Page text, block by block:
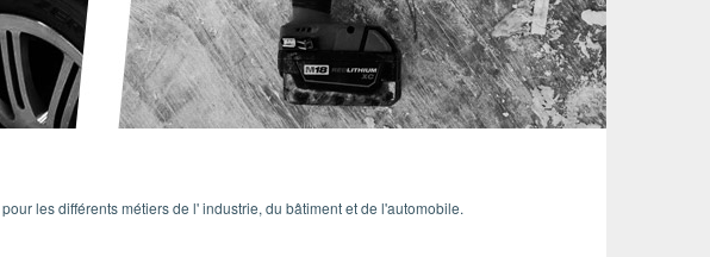
les différents métiers de l' industrie, du bâtiment et de l'automobile.